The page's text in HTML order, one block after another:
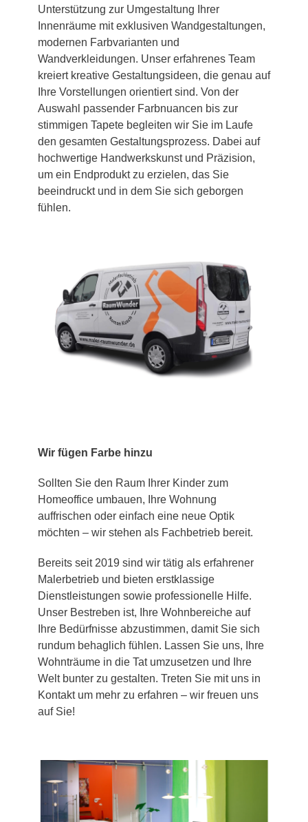
Unterstützung zur Umgestaltung Ihrer
Innenräume mit exklusiven Wandgestaltungen,
modernen Farbvarianten und
Wandverkleidungen. Unser erfahrenes Team
kreiert kreative Gestaltungsideen, die genau auf
Ihre Vorstellungen orientiert sind. Von der
Auswahl passender Farbnuancen bis zur
stimmigen Tapete begleiten wir Sie im Laufe
den gesamten Gestaltungsprozess. Dabei auf
hochwertige Handwerkskunst und Präzision,
um ein Endprodukt zu erzielen, das Sie
beeindruckt und in dem Sie sich geborgen
fühlen.
Wir fügen Farbe hinzu
Sollten Sie den Raum Ihrer Kinder zum
Homeoffice umbauen, Ihre Wohnung
auffrischen oder einfach eine neue Optik
möchten – wir stehen als Fachbetrieb bereit.
Bereits seit 2019 sind wir tätig als erfahrener
Malerbetrieb und bieten erstklassige
Dienstleistungen sowie professionelle Hilfe.
Unser Bestreben ist, Ihre Wohnbereiche auf
Ihre Bedürfnisse abzustimmen, damit Sie sich
rundum behaglich fühlen. Lassen Sie uns, Ihre
Wohnträume in die Tat umzusetzen und Ihre
Welt bunter zu gestalten. Treten Sie mit uns in
Kontakt um mehr zu erfahren – wir freuen uns
auf Sie!